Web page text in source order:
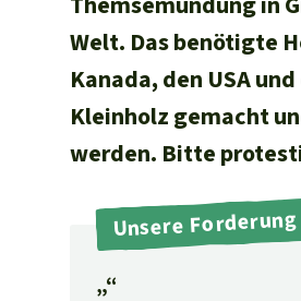
Tropenholz
Aluminium
Gold
Fleisch und Soja
Wilderei
Staudämme
Straßen
Transparenz
Rettet den Regenwald e.
DE11
4306 0967 2025
GENODEM1GLS
GLS Bank
IBAN kopieren
Banking-App
Welt. Das benötigte
Kanada, den USA
Kleinholz gemacht
werden. Bitte
Unsere Forderung
„“